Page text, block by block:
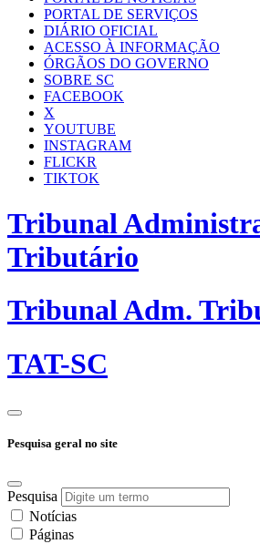
PORTAL DE SERVIÇOS
DIÁRIO OFICIAL
ACESSO À INFORMAÇÃO
ÓRGÃOS DO GOVERNO
SOBRE SC
FACEBOOK
X
YOUTUBE
INSTAGRAM
FLICKR
TIKTOK
Tribunal
Tributário
Tribunal Adm.
TAT-SC
Pesquisa geral no site
Pesquisa
Notícias
Páginas